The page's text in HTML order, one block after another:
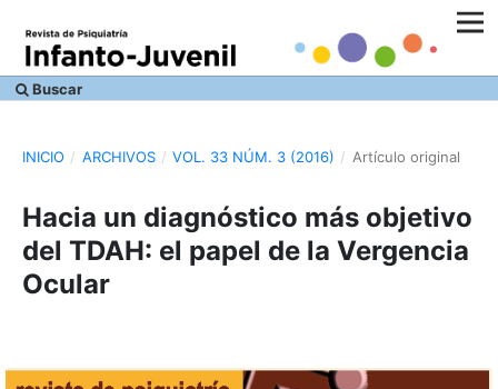
Buscar
INICIO / ARCHIVOS / VOL. 33 NÚM. 3 (2016) / Artículo original
Hacia un diagnóstico más objetivo
del TDAH: el papel de la Vergencia
Ocular